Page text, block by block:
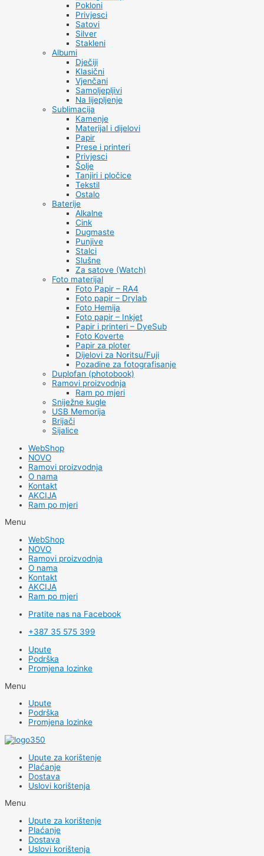
Pokloni
Privjesci
Satovi
Silver
Stakleni
Albumi
Dječiji
Klasični
Vjenčani
Samoljepljivi
Na lijepljenje
Sublimacija
Kamenje
Materijal i dijelovi
Papir
Prese i printeri
Privjesci
Šolje
Tanjiri i pločice
Tekstil
Ostalo
Baterije
Alkalne
Cink
Dugmaste
Punjive
Stalci
Slušne
Za satove (Watch)
Foto materijal
Foto Papir – RA4
Foto papir – Drylab
Foto Hemija
Foto papir – Inkjet
Papir i printeri – DyeSub
Foto Koverte
Papir za ploter
Dijelovi za Noritsu/Fuji
Pozadine za fotografisanje
Duplofan (photobook)
Ramovi proizvodnja
Ram po mjeri
Sniježne kugle
USB Memorija
Brijači
Sijalice
WebShop
NOVO
Ramovi proizvodnja
O nama
Kontakt
AKCIJA
Ram po mjeri
Menu
WebShop
NOVO
Ramovi proizvodnja
O nama
Kontakt
AKCIJA
Ram po mjeri
Pratite nas na Facebook
+387 35 575 399
Upute
Podrška
Promjena lozinke
Menu
Upute
Podrška
Promjena lozinke
Upute za korištenje
Plaćanje
Dostava
Uslovi korištenja
Menu
Upute za korištenje
Plaćanje
Dostava
Uslovi korištenja